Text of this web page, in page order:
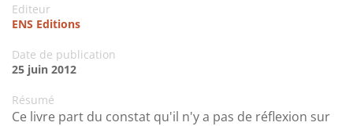
Editeur
ENS Editions
Date de publication
25 juin 2012
Résumé
Ce livre part du constat qu'il n'y a pas de réflexion sur